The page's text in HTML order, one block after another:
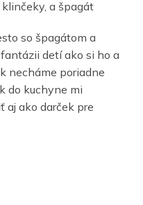
a špagát
so špagátom a
detí ako si ho a
necháme poriadne
do kuchyne mi
aj ako darček pre